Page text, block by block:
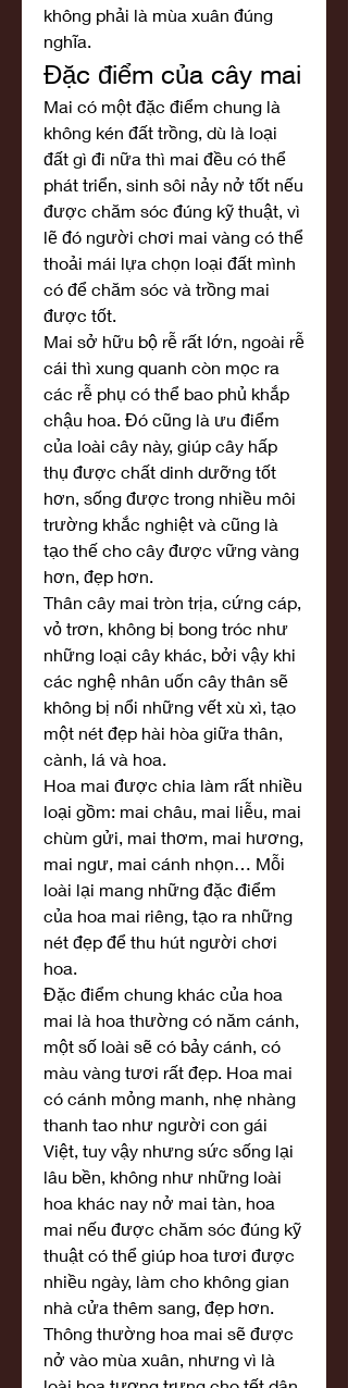
không phải là mùa xuân đúng
nghĩa.
Đặc điểm của cây mai
Mai có một đặc điểm chung là
không kén đất trồng, dù là loại
đất gì đi nữa thì mai đều có thể
phát triển, sinh sôi nảy nở tốt nếu
được chăm sóc đúng kỹ thuật, vì
lẽ đó người chơi mai vàng có thể
thoải mái lựa chọn loại đất mình
có để chăm sóc và trồng mai
được tốt.
Mai sở hữu bộ rễ rất lớn, ngoài rễ
cái thì xung quanh còn mọc ra
các rễ phụ có thể bao phủ khắp
chậu hoa. Đó cũng là ưu điểm
của loài cây này, giúp cây hấp
thụ được chất dinh dưỡng tốt
hơn, sống được trong nhiều môi
trường khắc nghiệt và cũng là
tạo thế cho cây được vững vàng
hơn, đẹp hơn.
Thân cây mai tròn trịa, cứng cáp,
vỏ trơn, không bị bong tróc như
những loại cây khác, bởi vậy khi
các nghệ nhân uốn cây thân sẽ
không bị nổi những vết xù xì, tạo
một nét đẹp hài hòa giữa thân,
cành, lá và hoa.
Hoa mai được chia làm rất nhiều
loại gồm: mai châu, mai liễu, mai
chùm gửi, mai thơm, mai hương,
mai ngư, mai cánh nhọn… Mỗi
loài lại mang những đặc điểm
của hoa mai riêng, tạo ra những
nét đẹp để thu hút người chơi
hoa.
Đặc điểm chung khác của hoa
mai là hoa thường có năm cánh,
một số loài sẽ có bảy cánh, có
màu vàng tươi rất đẹp. Hoa mai
có cánh mỏng manh, nhẹ nhàng
thanh tao như người con gái
Việt, tuy vậy nhưng sức sống lại
lâu bền, không như những loài
hoa khác nay nở mai tàn, hoa
mai nếu được chăm sóc đúng kỹ
thuật có thể giúp hoa tươi được
nhiều ngày, làm cho không gian
nhà cửa thêm sang, đẹp hơn.
Thông thường hoa mai sẽ được
nở vào mùa xuân, nhưng vì là